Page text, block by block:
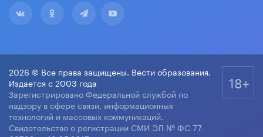
2026 © Все права защищены. Вести образования.
Издается с 2003 года
Зарегистрировано Федеральной службой по
надзору в сфере связи, информационных
технологий и массовых коммуникаций.
Свидетельство о регистрации СМИ ЭЛ № ФС 77-
18+